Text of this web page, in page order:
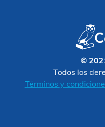
©
Todos los
Términos y